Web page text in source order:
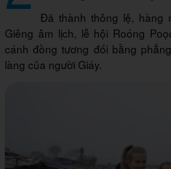
Đã thành thông lệ, hàng
Giêng âm lịch, lễ hội Roóng
cánh đồng tương đối bằng
làng của người Giáy.